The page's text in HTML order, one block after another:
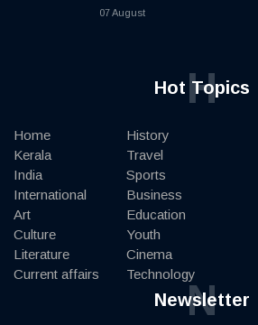
07 August
Hot Topics
H
Home
Kerala
India
International
Art
Culture
Literature
Current affairs
History
Travel
Sports
Business
Education
Youth
Cinema
Technology
Newsletter
N